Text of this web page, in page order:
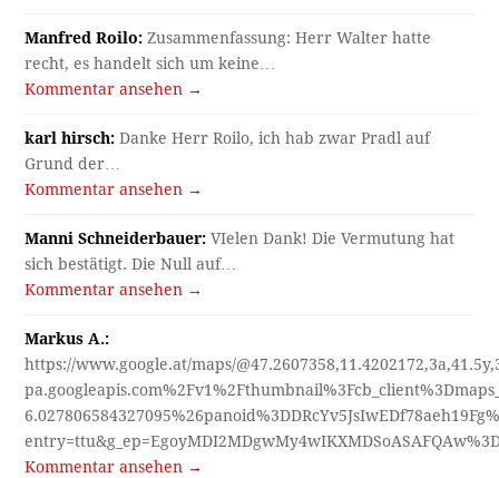
Manfred Roilo: Zusammenfassung: Herr Walter hatte
recht, es handelt sich um keine…
Kommentar ansehen →
karl hirsch: Danke Herr Roilo, ich hab zwar Pradl auf
Grund der…
Kommentar ansehen →
Manni Schneiderbauer: VIelen Dank! Die Vermutung hat
sich bestätigt. Die Null auf…
Kommentar ansehen →
Markus A.:
https://www.google.at/maps/
Kommentar ansehen →